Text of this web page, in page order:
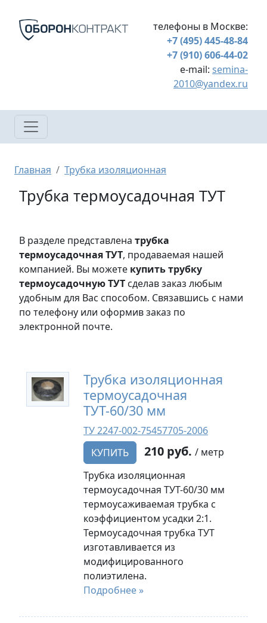
телефоны в Москве:
+7 (495) 445-48-84
+7 (910) 606-44-02
e-mail: semina-
2010@yandex.ru
Строка навигации
Главная Трубка изоляционная
Трубка термоусадочная ТУТ
В разделе представлена трубка
термоусадочная ТУТ, продаваемая нашей
компанией. Вы можете купить трубку
термоусадочную ТУТ сделав заказ любым
удобным для Вас способом. Связавшись с нами
по телефону или оформив заказ по
электронной почте.
Трубка изоляционная
термоусадочная
ТУТ-60/30 мм
ТУ 2247-002-75457705-2006
КУПИТЬ
210 руб. / метр
Трубка изоляционная
термоусадочная ТУТ-60/30 мм
термоусаживаемая трубка с
коэффициентом усадки 2:1.
Термоусадочная трубка ТУТ
изготавливается из
модифицированного
полиэтилена.
Подробнее »